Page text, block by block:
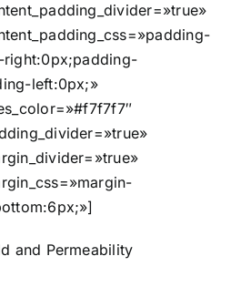
left:0px;»
and Permeability